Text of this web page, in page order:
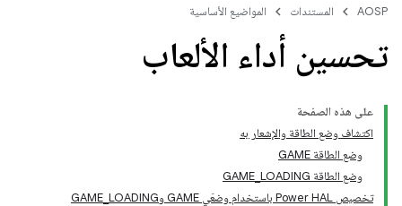
AOSP المستندات المواضيع الأساسية
تحسين أداء الألعاب
على هذه الصفحة
اكتشاف وضع الطاقة والإشعار به
وضع الطاقة GAME
وضع الطاقة GAME_LOADING
تخصيص Power HAL باستخدام وضعَي GAME وGAME_LOADING